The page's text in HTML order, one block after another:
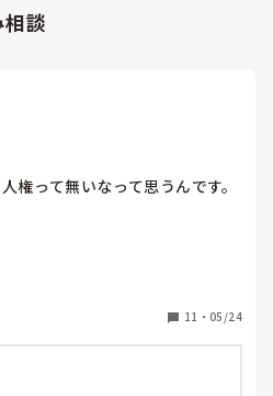
談
権って無いなって思うんです。
、つねられても、蹴られても
〇していいですか。」と声をか
べ、警察を呼べ、先生を呼べ、
11 ・ 05/24